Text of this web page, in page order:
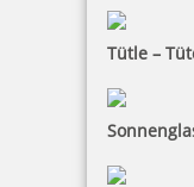
Tütle –